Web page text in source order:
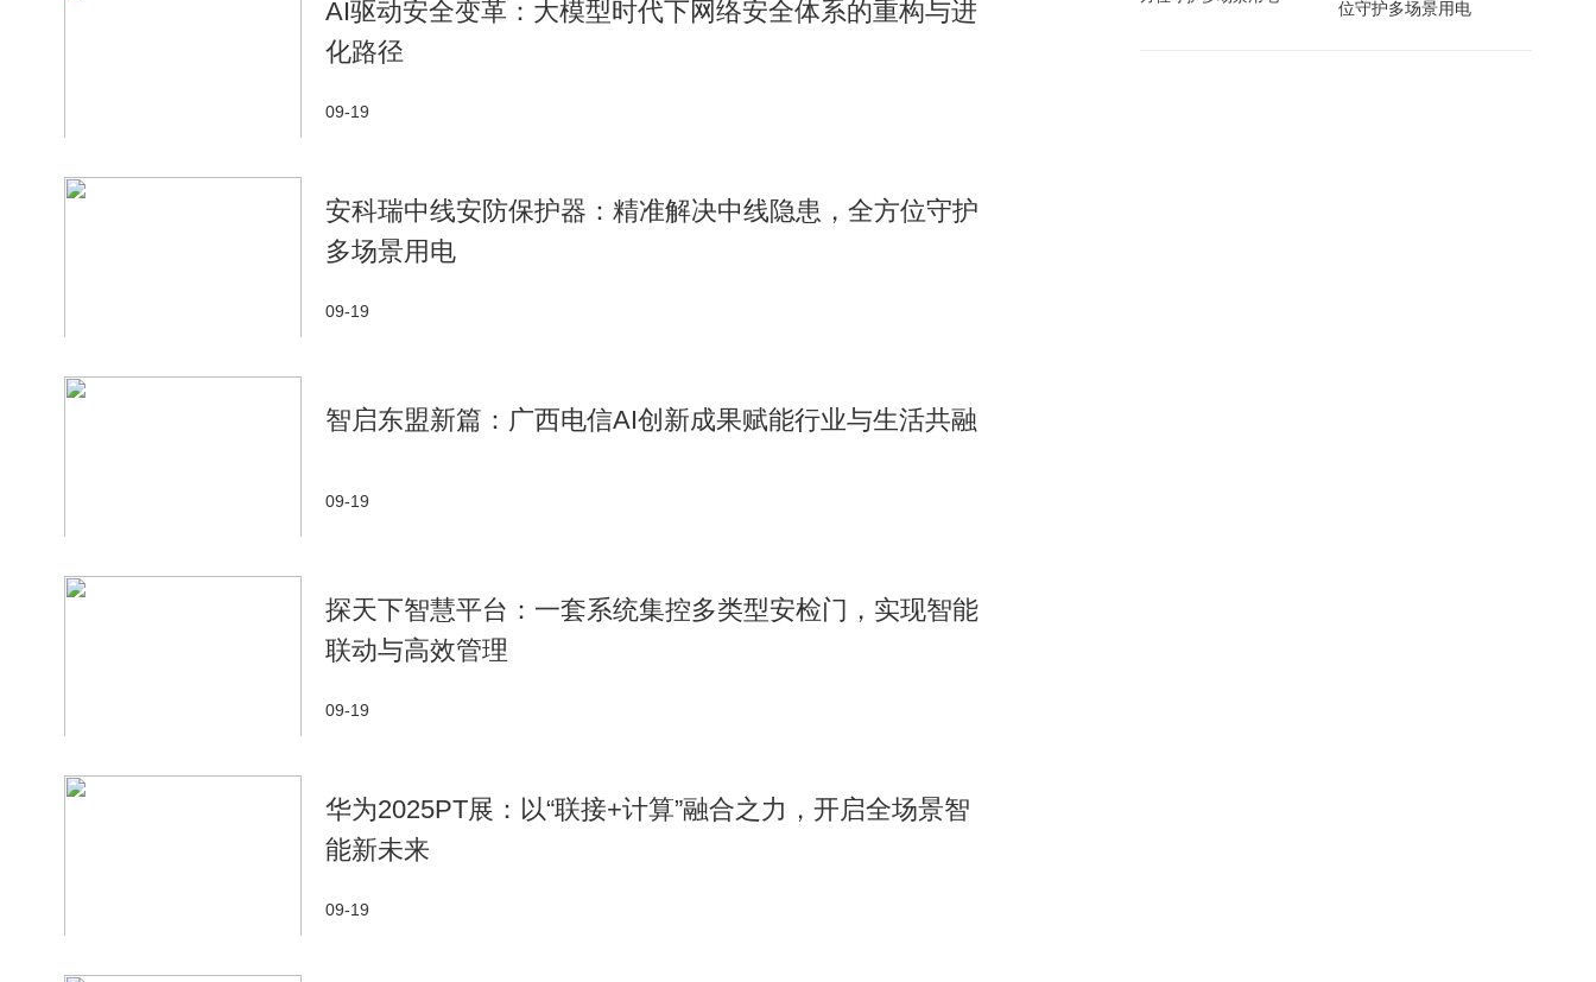
AI驱动安全变革：大模型时代下网络安全体系的重构与进
化路径
09-19
安科瑞中线安防保护器：精准解决中线隐患，全方位守护
多场景用电
09-19
智启东盟新篇：广西电信AI创新成果赋能行业与生活共融
09-19
探天下智慧平台：一套系统集控多类型安检门，实现智能
联动与高效管理
09-19
华为2025PT展：以“联接+计算”融合之力，开启全场景智
能新未来
09-19
位守护多场景用电